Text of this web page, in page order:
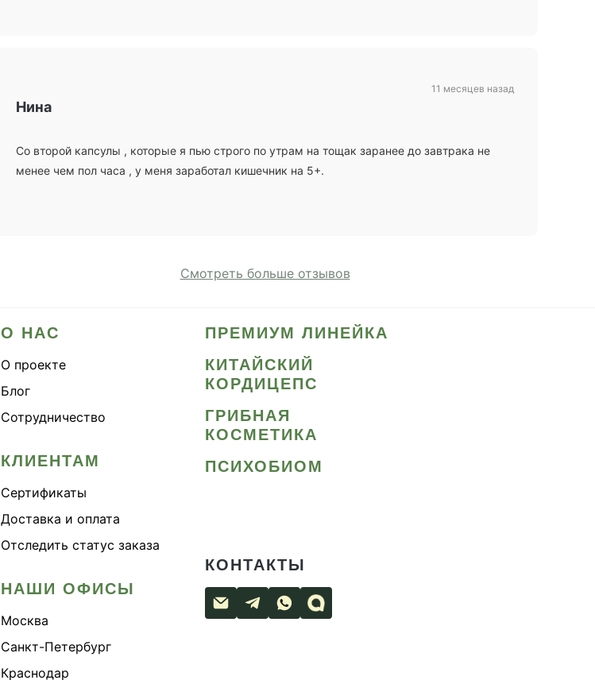
Нина
Со второй капсулы , которые я пью строго по утрам на тощак заранее до завтрака не
менее чем пол часа , у меня заработал кишечник на 5+.
11 месяцев назад
Смотреть больше отзывов
О НАС
О проекте
Блог
Сотрудничество
КЛИЕНТАМ
Сертификаты
Доставка и оплата
Отследить статус заказа
НАШИ ОФИСЫ
Москва
Санкт-Петербург
Краснодар
ПРЕМИУМ ЛИНЕЙКА
КИТАЙСКИЙ
КОРДИЦЕПС
ГРИБНАЯ
КОСМЕТИКА
ПСИХОБИОМ
КОНТАКТЫ